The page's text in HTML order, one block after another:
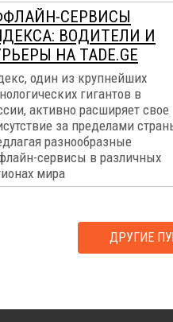
СЕРВИСЫ
ВОДИТЕЛИ И
НА TADE.GE
один из крупнейших
гигантов в
активно расширяет свое
за пределами
разнообразные
сервисы в различных
мира
ДРУГИЕ